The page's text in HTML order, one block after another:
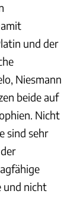
und der
Niesmann
beide auf
Nicht
sind sehr
und nicht